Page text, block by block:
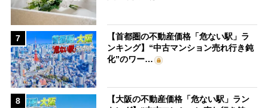
7
【首都圏の不動産価格「危ない駅」ラ
ンキング】“中古マンション売れ行き鈍
化”のワー…
8
【大阪の不動産価格「危ない駅」ラン